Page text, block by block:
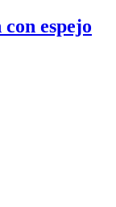
espejo